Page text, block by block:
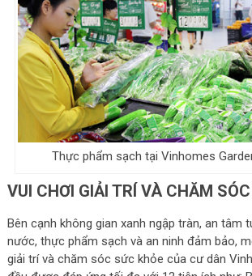
Thực phẩm sạch tại Vinhomes
VUI CHƠI GIẢI TRÍ VÀ CHĂM
Bên cạnh không gian xanh ngập tràn, an tâm
nước, thực phẩm sạch và an ninh đảm bảo,
giải trí và chăm sóc sức khỏe của cư dân